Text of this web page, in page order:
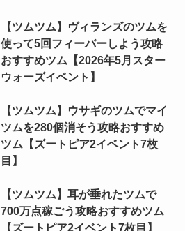
【ツムツム】ヴィランズのツムを
使って5回フィーバーしよう攻略
おすすめツム【2026年5月スター
ウォーズイベント】
【ツムツム】ウサギのツムでマイ
ツムを280個消そう攻略おすすめ
ツム【ズートピア2イベント7枚
目】
【ツムツム】耳が垂れたツムで
700万点稼ごう攻略おすすめツム
【ズートピア2イベント7枚目】